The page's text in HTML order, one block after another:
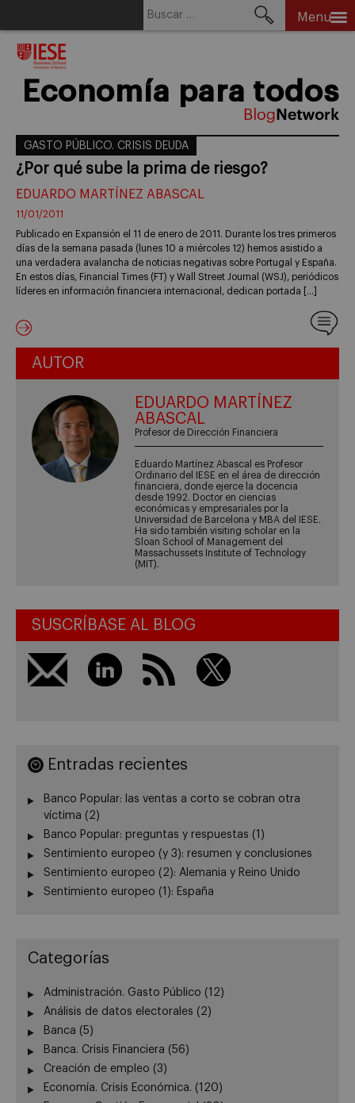
Menu
Economía para todos
GASTO PÚBLICO. CRISIS DEUDA
¿Por qué sube la prima de riesgo?
EDUARDO MARTÍNEZ ABASCAL
11/01/2011
Publicado en Expansión el 11 de enero de 2011. Durante los tres primeros
días de la semana pasada (lunes 10 a miércoles 12) hemos asistido a
una verdadera avalancha de noticias negativas sobre Portugal y España.
En estos días, Financial Times (FT) y Wall Street Journal (WSJ), periódicos
líderes en información financiera internacional, dedican portada […]
AUTOR
EDUARDO MARTÍNEZ
ABASCAL
Profesor de Dirección Financiera
Eduardo Martínez Abascal es Profesor
Ordinario del IESE en el área de dirección
financiera, donde ejerce la docencia
desde 1992. Doctor en ciencias
económicas y empresariales por la
Universidad de Barcelona y MBA del IESE.
Ha sido también visiting scholar en la
Sloan School of Management del
Massachussets Institute of Technology
(MIT).
SUSCRÍBASE AL BLOG
Entradas recientes
Banco Popular: las ventas a corto se cobran otra
víctima (2)
Banco Popular: preguntas y respuestas (1)
Sentimiento europeo (y 3): resumen y conclusiones
Sentimiento europeo (2): Alemania y Reino Unido
Sentimiento europeo (1): España
Categorías
Administración. Gasto Público (12)
Análisis de datos electorales (2)
Banca (5)
Banca. Crisis Financiera (56)
Creación de empleo (3)
Economía. Crisis Económica. (120)